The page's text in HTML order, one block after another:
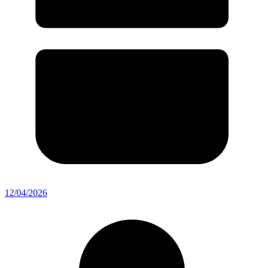
12/04/2026